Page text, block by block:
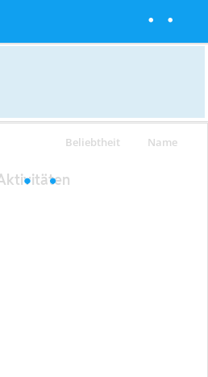
Beliebtheit Name